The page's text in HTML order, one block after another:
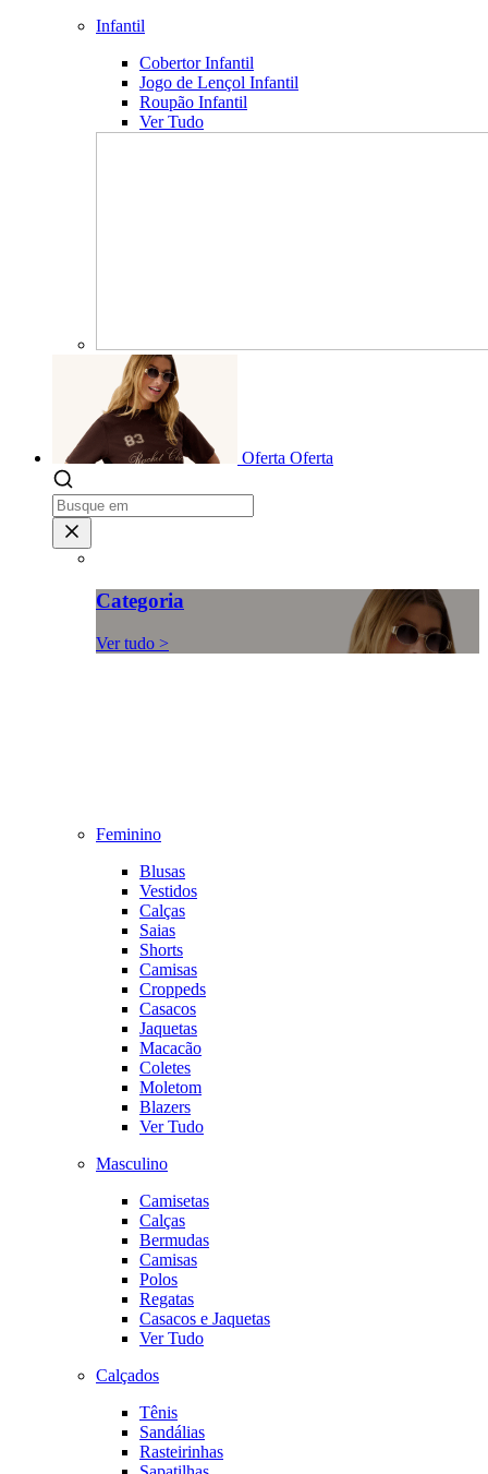
Infantil
Cobertor Infantil
Jogo de Lençol Infantil
Roupão Infantil
Ver Tudo
Oferta Oferta
Categoria
Ver tudo >
Feminino
Blusas
Vestidos
Calças
Saias
Shorts
Camisas
Croppeds
Casacos
Jaquetas
Macacão
Coletes
Moletom
Blazers
Ver Tudo
Masculino
Camisetas
Calças
Bermudas
Camisas
Polos
Regatas
Casacos e Jaquetas
Ver Tudo
Calçados
Tênis
Sandálias
Rasteirinhas